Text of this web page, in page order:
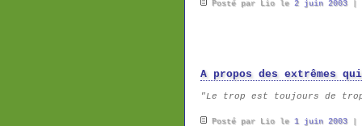
Posté par Lio le 2 juin 2003|
A propos des extrêmes
"Le trop est toujours de
Posté par Lio le 1 juin 2003|